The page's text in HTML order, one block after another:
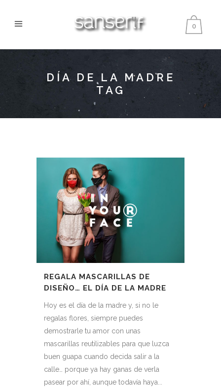
0
DÍA DE LA MADRE
TAG
REGALA MASCARILLAS DE
DISEÑO… EL DÍA DE LA MADRE
Hoy es el día de la madre y, si no le
regalas flores, siempre puedes
demostrarle tu amor con unas
mascarillas reutilizables para que luzca
buen guapa cuando decida salir a la
calle… porque ya hay ganas de verla
pasear por ahí, aunque todavía haya...